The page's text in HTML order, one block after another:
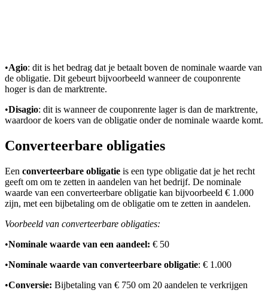
•Agio: dit is het bedrag dat je betaalt boven de nominale waarde van
de obligatie. Dit gebeurt bijvoorbeeld wanneer de couponrente
hoger is dan de marktrente.
•Disagio: dit is wanneer de couponrente lager is dan de marktrente,
waardoor de koers van de obligatie onder de nominale waarde komt.
Converteerbare obligaties
Een converteerbare obligatie is een type obligatie dat je het recht
geeft om om te zetten in aandelen van het bedrijf. De nominale
waarde van een converteerbare obligatie kan bijvoorbeeld € 1.000
zijn, met een bijbetaling om de obligatie om te zetten in aandelen.
Voorbeeld van converteerbare obligaties:
•Nominale waarde van een aandeel: € 50
•Nominale waarde van converteerbare obligatie: € 1.000
•Conversie: Bijbetaling van € 750 om 20 aandelen te verkrijgen